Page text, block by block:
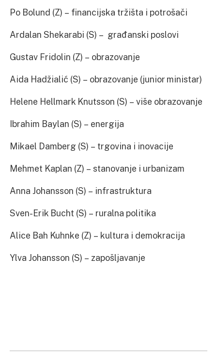
Po Bolund (Z) – financijska tržišta i potrošači
Ardalan Shekarabi (S) – građanski poslovi
Gustav Fridolin (Z) – obrazovanje
Aida Hadžialić (S) – obrazovanje (junior ministar)
Helene Hellmark Knutsson (S) – više obrazovanje
Ibrahim Baylan (S) – energija
Mikael Damberg (S) – trgovina i inovacije
Mehmet Kaplan (Z) – stanovanje i urbanizam
Anna Johansson (S) – infrastruktura
Sven-Erik Bucht (S) – ruralna politika
Alice Bah Kuhnke (Z) – kultura i demokracija
Ylva Johansson (S) – zapošljavanje